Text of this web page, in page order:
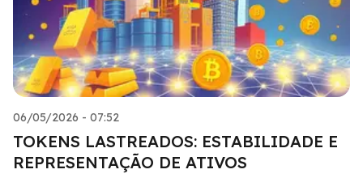
06/05/2026 - 07:52
TOKENS LASTREADOS: ESTABILIDADE E
REPRESENTAÇÃO DE ATIVOS